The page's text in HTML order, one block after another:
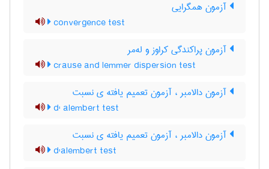
آزمون همگرایی
convergence test
آزمون پراکندگی کراوز و له‌مر
crause and lemmer dispersion test
آزمون دالامبر ، آزمون تعمیم یافته ی نسبت
d' alembert test
آزمون دالامبر ، آزمون تعمیم یافته ی نسبت
d'alembert test